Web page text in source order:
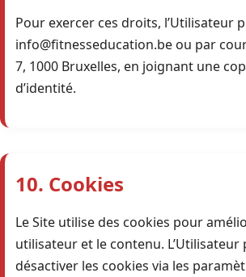
Pour exercer ces droits, l’Utilisateur
info@fitnesseducation.be ou par
7, 1000 Bruxelles, en joignant une
d’identité.
10. Cookies
Le Site utilise des cookies pour
utilisateur et le contenu.
désactiver les cookies via les